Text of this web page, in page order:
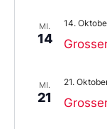
MI.
14
14.
MI.
21
21.